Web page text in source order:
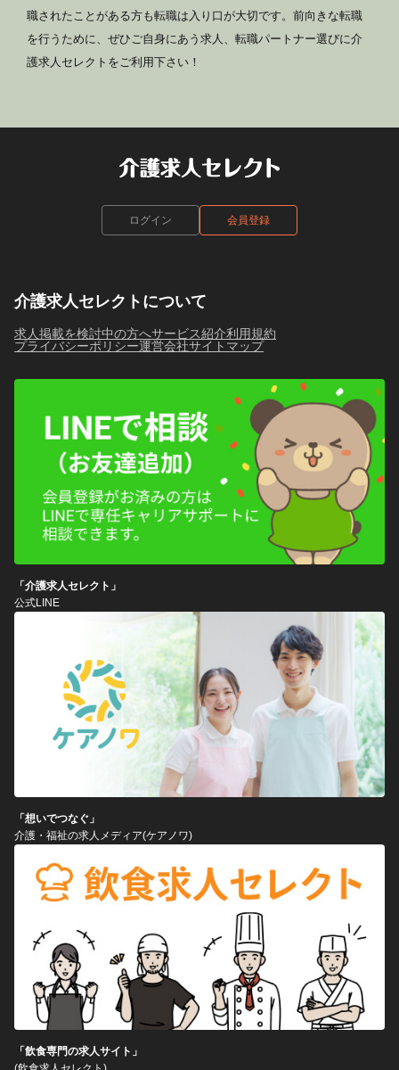
職されたことがある方も転職は入り口が大切です。前向きな転職
を行うために、ぜひご自身にあう求人、転職パートナー選びに介
護求人セレクトをご利用下さい！
ログイン 会員登録
介護求人セレクトについて
求人掲載を検討中の方へサービス紹介利用規約
プライバシーポリシー運営会社サイトマップ
「介護求人セレクト」
公式LINE
「想いでつなぐ」
介護・福祉の求人メディア(ケアノワ)
「飲食専門の求人サイト」